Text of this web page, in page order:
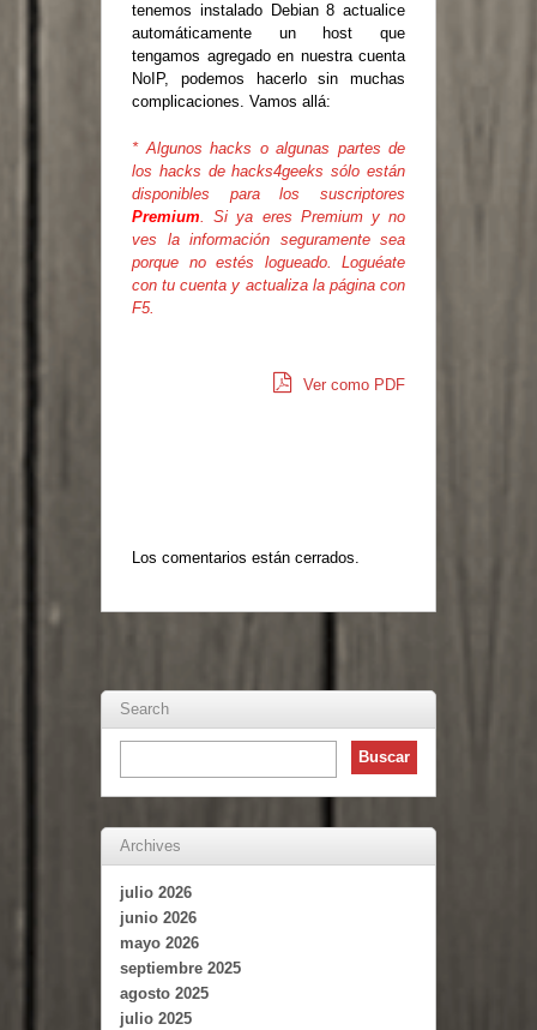
tenemos instalado Debian 8 actualice
automáticamente un host que
tengamos agregado en nuestra cuenta
NoIP, podemos hacerlo sin muchas
complicaciones. Vamos allá:
* Algunos hacks o algunas partes de
los hacks de hacks4geeks sólo están
disponibles para los suscriptores
Premium. Si ya eres Premium y no
ves la información seguramente sea
porque no estés logueado. Loguéate
con tu cuenta y actualiza la página con
F5.
Ver como PDF
Los comentarios están cerrados.
Search
Archives
julio 2026
junio 2026
mayo 2026
septiembre 2025
agosto 2025
julio 2025